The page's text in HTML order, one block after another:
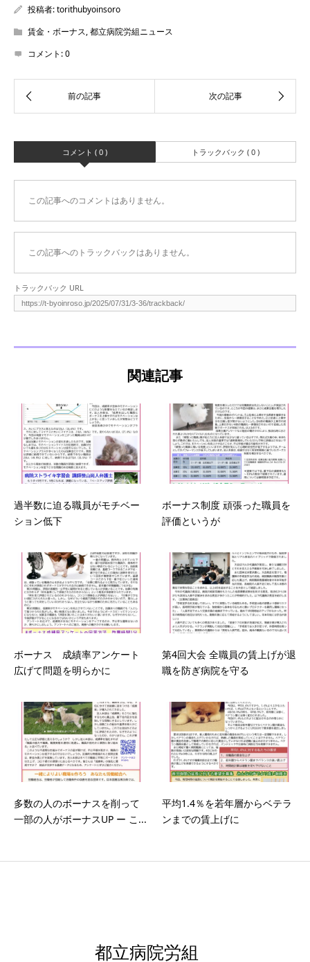
投稿者:torithubyoinsoro
賃金・ボーナス,都立病院労組ニュース
コメント:0
コメント ( 0 ) トラックバック ( 0 )
この記事へのコメントはありません。
この記事へのトラックバックはありません。
トラックバック URL
関連記事
過半数に迫る職員がモチベー
ション低下
ボーナス制度 頑張った職員を
評価というが
ボーナス 成績率アンケート
広げて問題を明らかに
第4回大会 全職員の賃上げが退
職を防ぎ病院を守る
多数の人のボーナスを削って
一部の人がボーナスUP ー こ...
平均1.4％を若年層からベテラ
ンまでの賃上げに
都立病院労組